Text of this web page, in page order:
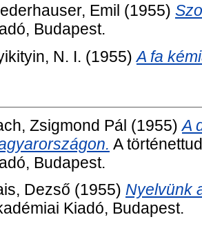
Emil (1955)
Budapest.
N. I. (1955)A fa
Zsigmond Pál (1955)A
A
Budapest.
Dezső (1955) Nyelvünk
Kiadó, Budapest.